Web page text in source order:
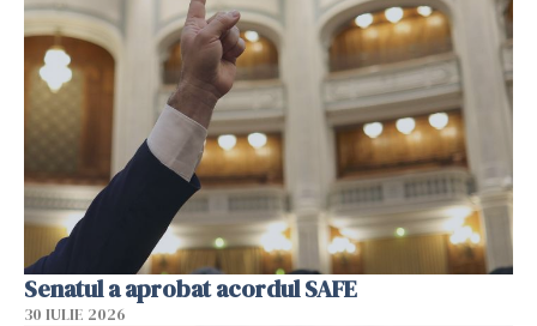
Senatul a aprobat acordul SAFE
30 IULIE 2026